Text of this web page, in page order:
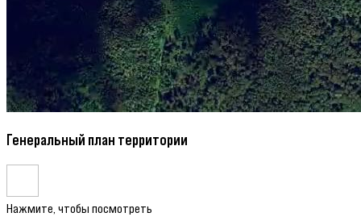
Генеральный план территории
Нажмите, чтобы посмотреть